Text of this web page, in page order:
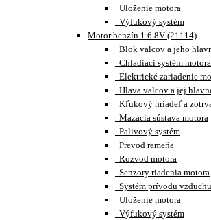
Uloženie motora
Výfukový systém
Motor benzín 1.6 8V (21114)
Blok valcov a jeho
Chladiaci systém motora
Elektrické zariadenie
Hlava valcov a jej
Kľukový hriadeľ a
Mazacia sústava motora
Palivový systém
Prevod remeňa
Rozvod motora
Senzory riadenia motora
Systém prívodu vzduchu
Uloženie motora
Výfukový systém